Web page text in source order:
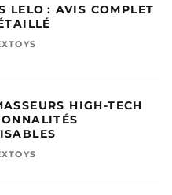
LELO : AVIS COMPLET
HIGH-TECH